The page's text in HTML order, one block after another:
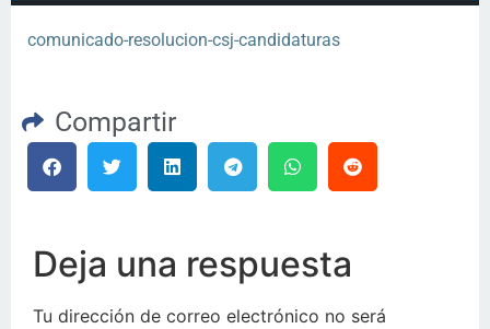
comunicado-resolucion-csj-candidaturas
Compartir
Deja una respuesta
Tu dirección de correo electrónico no será